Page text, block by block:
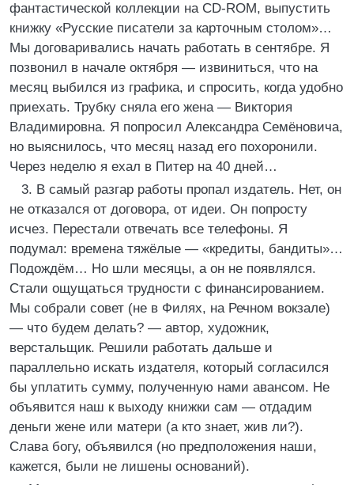
фантастической коллекции на CD-ROM, выпустить
книжку «Русские писатели за карточным столом»…
Мы договаривались начать работать в сентябре. Я
позвонил в начале октября ― извиниться, что на
месяц выбился из графика, и спросить, когда удобно
приехать. Трубку сняла его жена ― Виктория
Владимировна. Я попросил Александра Семёновича,
но выяснилось, что месяц назад его похоронили.
Через неделю я ехал в Питер на 40 дней…
3. В самый разгар работы пропал издатель. Нет, он
не отказался от договора, от идеи. Он попросту
исчез. Перестали отвечать все телефоны. Я
подумал: времена тяжёлые ― «кредиты, бандиты»…
Подождём… Но шли месяцы, а он не появлялся.
Стали ощущаться трудности с финансированием.
Мы собрали совет (не в Филях, на Речном вокзале)
― что будем делать? ― автор, художник,
верстальщик. Решили работать дальше и
параллельно искать издателя, который согласился
бы уплатить сумму, полученную нами авансом. Не
объявится наш к выходу книжки сам ― отдадим
деньги жене или матери (а кто знает, жив ли?).
Слава богу, объявился (но предположения наши,
кажется, были не лишены оснований).